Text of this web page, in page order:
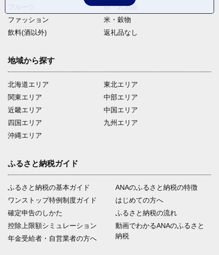
卵・乳製品
ファッション
米・穀物
飲料(酒以外)
返礼品なし
地域から探す
北海道エリア
関東エリア
近畿エリア
四国エリア
沖縄エリア
東北エリア
中部エリア
中国エリア
九州エリア
ふるさと納税ガイド
ふるさと納税の基本ガイド
ワンストップ特例制度ガイド
確定申告のしかた
控除上限額シミュレーション
年金受給者・自営業者の方へ
ANAのふるさと納税の特徴
はじめての方へ
ふるさと納税の流れ
動画でわかるANAのふるさと
納税